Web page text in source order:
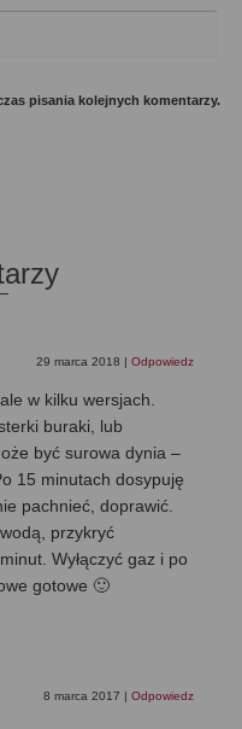
pisania kolejnych komentarzy.
29 marca 2018 | Odpowiedz
w kilku wersjach.
buraki, lub
być surowa dynia –
15 minutach dosypuję
pachnieć, doprawić.
przykryć
Wyłączyć gaz i po
gotowe 🙂
8 marca 2017 | Odpowiedz